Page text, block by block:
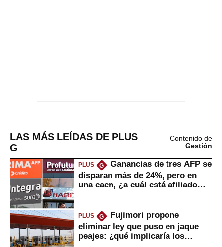
LAS MÁS LEÍDAS DE PLUS
G
Contenido de
Gestión
PLUS G
Ganancias de tres AFP se
disparan más de 24%, pero en
una caen, ¿a cuál está afiliado
PLUS G
Fujimori propone
eliminar ley que puso en jaque
peajes: ¿qué implicaría los